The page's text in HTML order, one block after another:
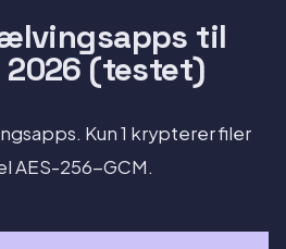
til
2026 (testet)
Kun 1 krypterer filer
AES-256-GCM.